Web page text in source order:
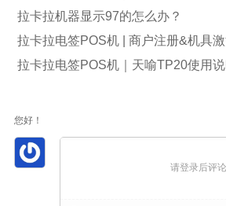
拉卡拉机器显示97的怎么办？
拉卡拉电签POS机 | 商户注册&机具
拉卡拉电签POS机｜天喻TP20使用说
您好！
请登录后评论